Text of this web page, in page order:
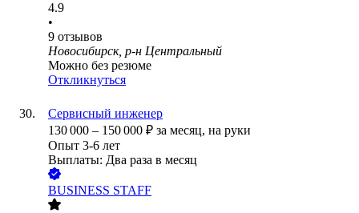
4.9
•
9 отзывов
Новосибирск, р-н Центральный
Можно без резюме
Откликнуться
Сервисный инженер
130 000 – 150 000 ₽ за месяц, на руки
Опыт 3-6 лет
Выплаты: Два раза в месяц
BUSINESS STAFF